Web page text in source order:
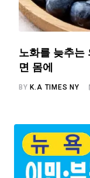
노화를 늦추는
면 몸에
BYK.A TIMES NY